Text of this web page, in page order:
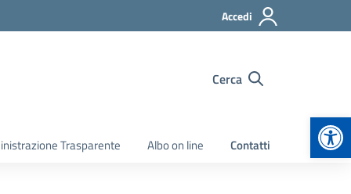
Accedi
Cerca
Trasparente Albo on line Contatti